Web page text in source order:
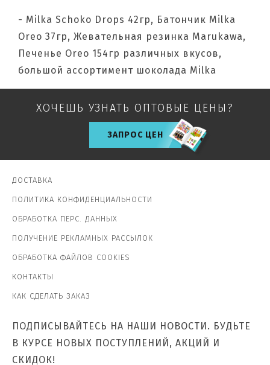
- Milka Schoko Drops 42гр, Батончик Milka
Oreo 37гр, Жевательная резинка Marukawa,
Печенье Oreo 154гр различных вкусов,
большой ассортимент шоколада Milka
ХОЧЕШЬ УЗНАТЬ ОПТОВЫЕ ЦЕНЫ?
ЗАПРОС ЦЕН
ДОСТАВКА
ПОЛИТИКА КОНФИДЕНЦИАЛЬНОСТИ
ОБРАБОТКА ПЕРС. ДАННЫХ
ПОЛУЧЕНИЕ РЕКЛАМНЫХ РАССЫЛОК
ОБРАБОТКА ФАЙЛОВ COOKIES
КОНТАКТЫ
КАК СДЕЛАТЬ ЗАКАЗ
ПОДПИСЫВАЙТЕСЬ НА НАШИ НОВОСТИ. БУДЬТЕ
В КУРСЕ НОВЫХ ПОСТУПЛЕНИЙ, АКЦИЙ И
СКИДОК!